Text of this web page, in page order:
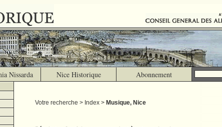
Nissarda Nice Historique Abonnement
Votre recherche > Index > Musique, Nice